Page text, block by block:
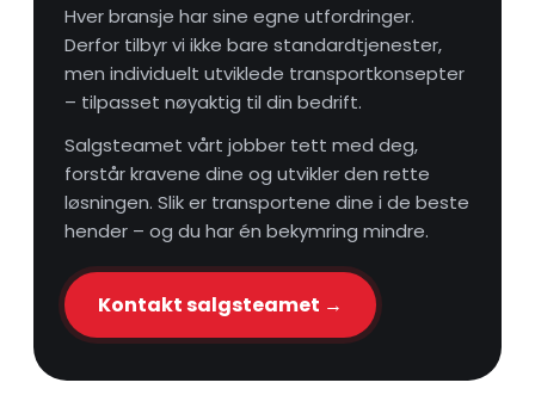
Hver bransje har sine egne utfordringer.
Derfor tilbyr vi ikke bare standardtjenester,
men individuelt utviklede transportkonsepter
– tilpasset nøyaktig til din bedrift.
Salgsteamet vårt jobber tett med deg,
forstår kravene dine og utvikler den rette
løsningen. Slik er transportene dine i de beste
hender – og du har én bekymring mindre.
Kontakt salgsteamet →